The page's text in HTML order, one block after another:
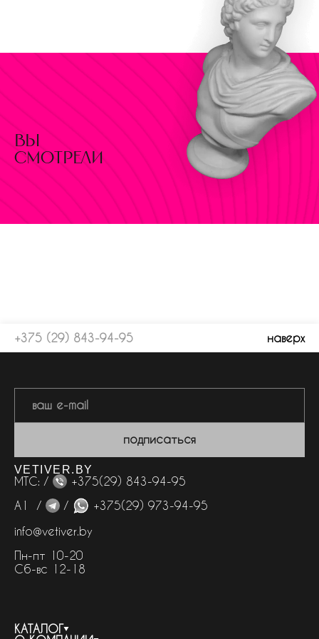
вы
смотрели
+375 (29) 843-94-95 наверх
подписаться
VETIVER.BY
МТС: /
+375(29) 843-94-95
А1 /
/
+375(29) 973-94-95
info@vetiver.by
Пн-пт 10-20
Сб-вс 12-18
КАТАЛОГ